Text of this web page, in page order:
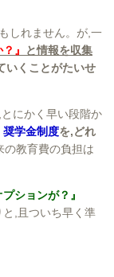
しれません。が,一
』
と情報を収集
いくことがたいせ
にかく早い段階か
奨学金制度を,どれ
の教育費の負担は
プションが？』
と,且ついち早く準